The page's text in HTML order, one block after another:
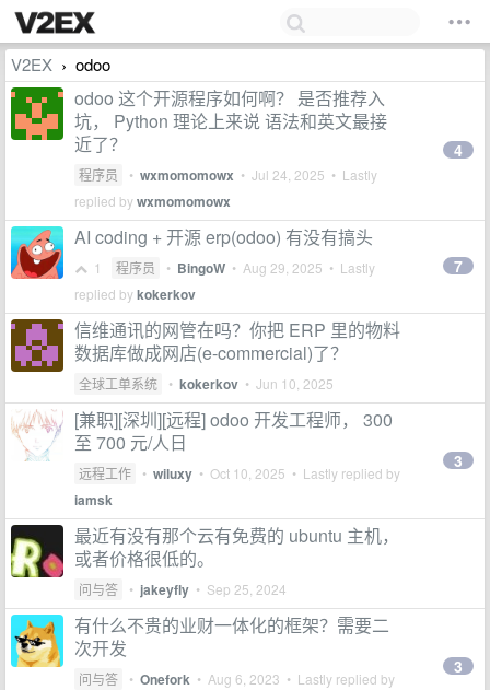
V2EX › odoo
odoo 这个开源程序如何啊？ 是否推荐入
坑， Python 理论上来说 语法和英文最接
近了？
程序员 • wxmomomowx • Jul 24, 2025 • Lastly
replied bywxmomomowx
4
AI coding + 开源 erp(odoo) 有没有搞头
1 程序员 • BingoW • Aug 29, 2025 • Lastly
replied bykokerkov
7
信维通讯的网管在吗？你把 ERP 里的物料
数据库做成网店(e-commercial)了？
全球工单系统 • kokerkov • Jun 10, 2025
[兼职][深圳][远程] odoo 开发工程师， 300
至 700 元/人日
远程工作 • wiluxy • Oct 10, 2025 • Lastly replied by
iamsk
3
最近有没有那个云有免费的 ubuntu 主机，
或者价格很低的。
问与答 • jakeyfly • Sep 25, 2024
有什么不贵的业财一体化的框架？需要二
次开发
问与答 • Onefork • Aug 6, 2023 • Lastly replied by
3